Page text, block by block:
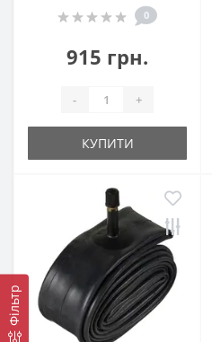
Фільтр
0
915 грн.
- +
КУПИТИ